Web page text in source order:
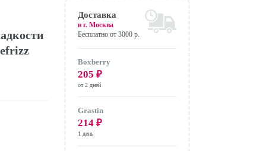
Доставка
в г.Москва
Бесплатно от 3000 р.
Boxberry
205 ₽
от 2 дней
Grastin
214 ₽
1 день